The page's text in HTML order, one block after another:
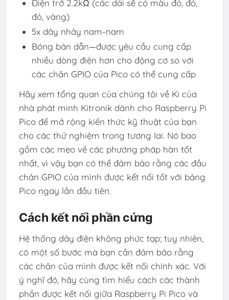
Điện trở 2.2kΩ (các dải sẽ có màu đỏ, đỏ,
đỏ, vàng)
5x dây nhảy nam-nam
Bóng bán dẫn—được yêu cầu cung cấp
nhiều dòng điện hơn cho động cơ so với
các chân GPIO của Pico có thể cung cấp
Hãy xem tổng quan của chúng tôi về Ki của
nhà phát minh Kitronik dành cho Raspberry Pi
Pico để mở rộng kiến ​​thức kỹ thuật của bạn
cho các thử nghiệm trong tương lai. Nó bao
gồm các mẹo về các phương pháp hàn tốt
nhất, vì vậy bạn có thể đảm bảo rằng các đầu
chân GPIO của mình được kết nối tốt với bảng
Pico ngay lần đầu tiên.
Cách kết nối phần cứng
Hệ thống dây điện không phức tạp; tuy nhiên,
có một số bước mà bạn cần đảm bảo rằng
các chân của mình được kết nối chính xác. Với
ý nghĩ đó, hãy cùng tìm hiểu cách các thành
phần được kết nối giữa Raspberry Pi Pico và